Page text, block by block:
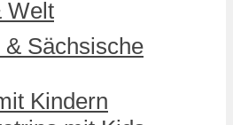
Welt
& Sächsische
Kindern